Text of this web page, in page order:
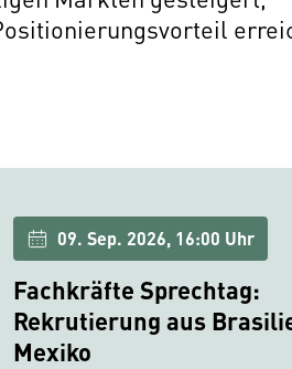
09. Sep. 2026, 16:00 Uhr
Fachkräfte Sprechtag:
Rekrutierung aus
Mexiko